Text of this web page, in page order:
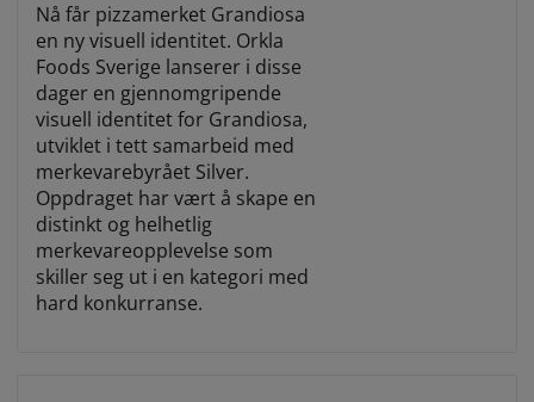
Nå får pizzamerket Grandiosa
en ny visuell identitet. Orkla
Foods Sverige lanserer i disse
dager en gjennomgripende
visuell identitet for Grandiosa,
utviklet i tett samarbeid med
merkevarebyrået Silver.
Oppdraget har vært å skape en
distinkt og helhetlig
merkevareopplevelse som
skiller seg ut i en kategori med
hard konkurranse.